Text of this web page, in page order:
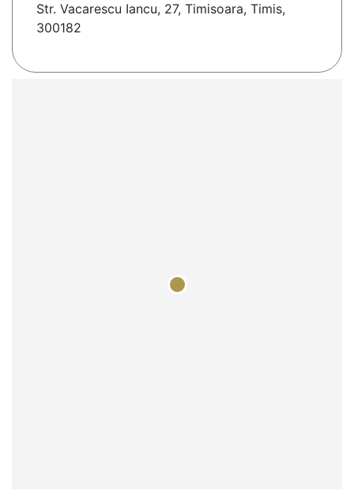
Str. Vacarescu Iancu, 27, Timisoara, Timis,
300182